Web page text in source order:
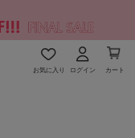
お気に入り ログイン カート